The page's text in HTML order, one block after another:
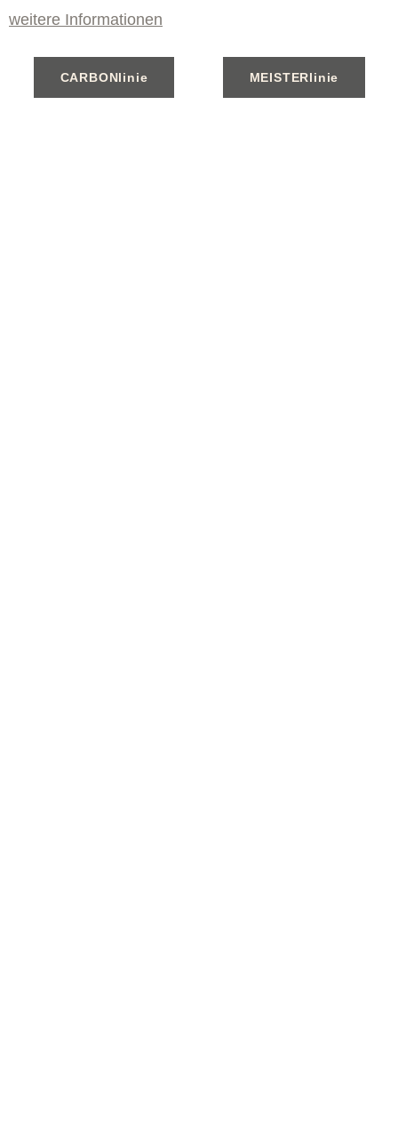
weitere Informationen
CARBONlinie MEISTERlinie